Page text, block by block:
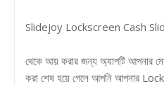
Slidejoy Lockscreen Cash
থেকে আয় করার জন্য অ্যাপটি আপনার
করা শেষ হয়ে গেলে আপনি আপনার